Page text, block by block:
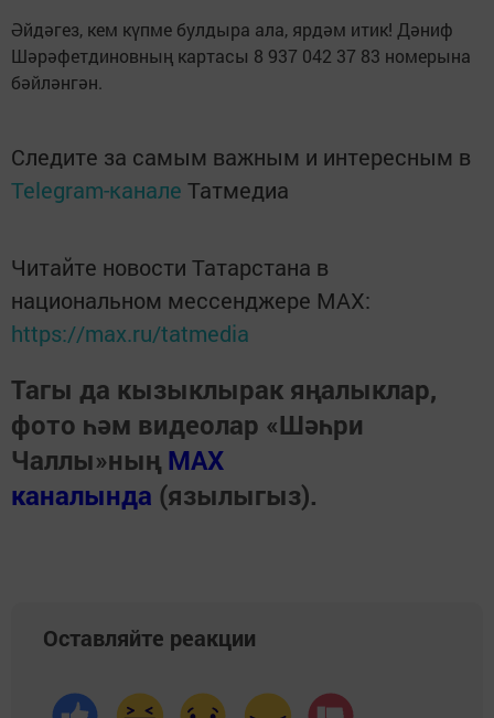
Әйдәгез, кем күпме булдыра ала, ярдәм итик! Дәниф
Шәрәфетдиновның картасы 8 937 042 37 83 номерына
бәйләнгән.
Следите за самым важным и интересным в
Telegram-канале Татмедиа
Читайте новости Татарстана в
национальном мессенджере MАХ:
https://max.ru/tatmedia
Тагы да кызыклырак яңалыклар,
фото һәм видеолар «Шәһри
Чаллы»ның MAX
каналында (язылыгыз).
Оставляйте реакции